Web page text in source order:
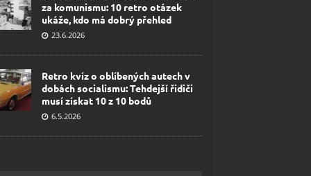
za komunismu: 10 retro otázek
ukáže, kdo má dobrý přehled
23.6.2026
Retro kvíz o oblíbených autech v
dobách socialismu: Tehdejší řidiči
musí získat 10 z 10 bodů
6.5.2026